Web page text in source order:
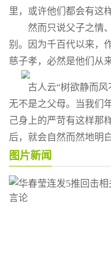
里，或许他们都会有这
然而只说父子之情
别。因为千百代以来，
慈子孝，必然是他们从
古人云“树欲静而
无不是之父母。当我们
己身上的严苛有这样那
后，就会自然而然地明
图片新闻